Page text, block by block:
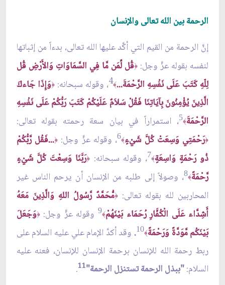
الرحمة بين الله تعالى والإنسان
إنَّ الرحمة من القيم التي أكَّد عليها الله تعالى، بدءاً من إثباتها
لنفسه بقوله عزَّ وجل: ﴿قُل لِّمَن مَّا فِي السَّمَاوَاتِ وَالأَرْضِ قُل
لِلّهِ كَتَبَ عَلَى نَفْسِهِ الرَّحْمَةَ...﴾4، وقوله سبحانه:﴿وَإِذَا جَاءكَ
الَّذِينَ يُؤْمِنُونَ بِآيَاتِنَا فَقُلْ سَلاَمٌ عَلَيْكُمْ كَتَبَ رَبُّكُمْ عَلَى نَفْسِهِ
الرَّحْمَةَ﴾5، استمراراً في بيان سعة رحمته بقوله تعالى:
﴿رَحْمَتِي وَسِعَتْ كُلَّ شَيْءٍ﴾6، وقوله عزَّ وجل: ﴿...فَقُل رَّبُّكُمْ
ذُو رَحْمَةٍ وَاسِعَةٍ﴾7، وقوله سبحانه: ﴿رَبَّنَا وَسِعْتَ كُلَّ شَيْءٍ
رَّحْمَةً﴾8، وصولاً إلى طلبه من الإنسان أن يرحم الناس غير
المحاربين لله بقوله تعالى: ﴿مُّحَمَّدٌ رَّسُولُ اللهِ وَالَّذِينَ مَعَهُ
أَشِدَّاء عَلَى الْكُفَّارِ رُحَمَاء بَيْنَهُمْ﴾9 وقوله عزَّ وجل:﴿وَجَعَلَ
بَيْنَكُم مَّوَدَّةً وَرَحْمَةً﴾10
.وقد أكدَّ الإمام علي عليه السلام على
ربط رحمة الله للإنسان برحمة الإنسان للإنسان، فعنه عليه
السلام:"ببذل الرحمة تستنزل الرحمة"11
.